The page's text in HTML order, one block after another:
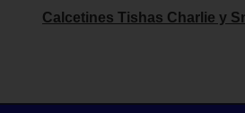
Calcetines Tishas Charlie y